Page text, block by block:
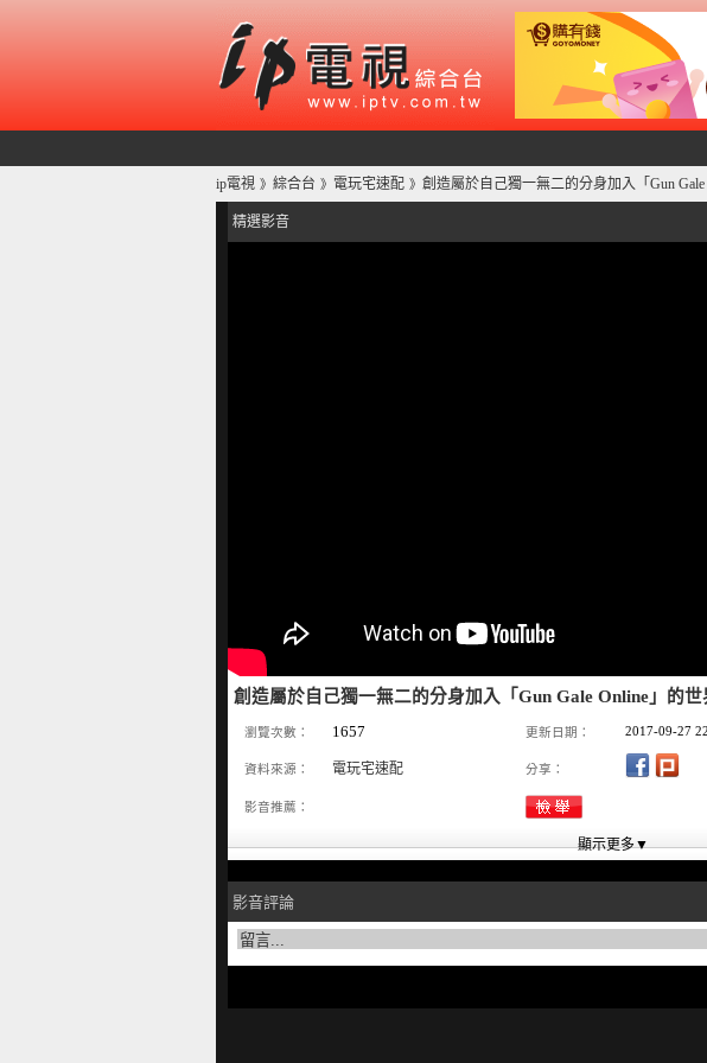
ip電視 》 綜合台 》 電玩宅速配 》 創造屬於自己獨一無二的分身加入「Gun Gale
精選影音
創造屬於自己獨一無二的分身加入「Gun Gale Online」的世
瀏覽次數： 1657 更新日期： 2017-09-27
資料來源： 電玩宅速配 分享：
影音推薦：
影音評論